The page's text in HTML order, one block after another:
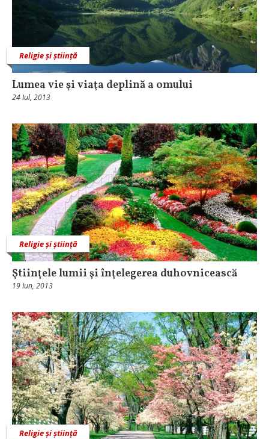
Religie și știință
Lumea vie şi viaţa deplină a omului
24 Iul, 2013
Religie și știință
Ştiinţele lumii şi înţelegerea duhovnicească
19 Iun, 2013
Religie și știință